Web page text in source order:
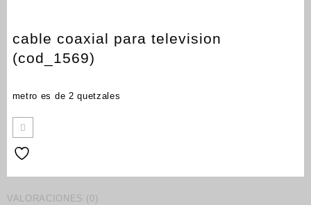
cable coaxial para television
(cod_1569)
metro es de 2 quetzales
VALORACIONES (0)